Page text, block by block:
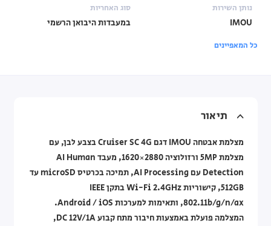
נותן השירות
IMOU
סוג האחריות
במעבדות היבואן הרשמי
כל המאפיינים
תיאור
מצלמת אבטחה IMOU דגם Cruiser SC 4G בצבע לבן, עם
מצלמת 5MP ורזולוציה 2880×1620, מעבד AI Human
Detection עם AI Processing, תמיכה בכרטיס microSD עד
512GB, קישוריות Wi-Fi 2.4GHz בתקן IEEE
802.11b/g/n/ax, ותאימות למערכות Android / iOS.
המצלמה פועלת באמצעות חיבור מתח קבוע DC 12V/1A,